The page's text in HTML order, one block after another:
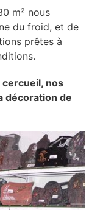
m² nous
du froid, et de
prêtes à
nos
décoration de